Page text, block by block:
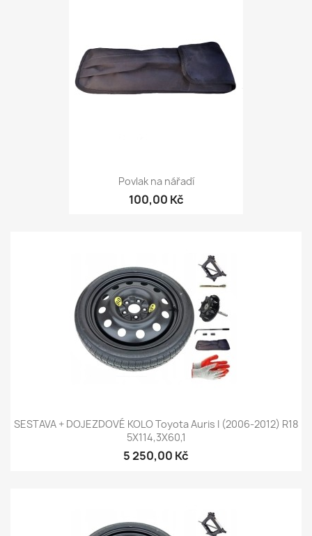
Povlak na nářadí
100,00 Kč
SESTAVA + DOJEZDOVÉ KOLO Toyota Auris I (2006-2012) R18
5X114,3X60,1
5 250,00 Kč